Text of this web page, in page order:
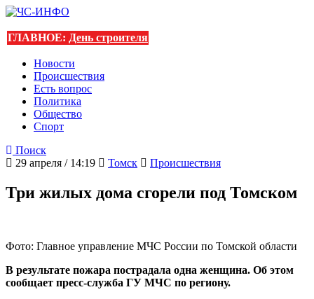
ГЛАВНОЕ: День строителя
Новости
Происшествия
Есть вопрос
Политика
Общество
Спорт
Поиск
29 апреля / 14:19
Томск Происшествия
Три жилых дома сгорели под Томском
Фото: Главное управление МЧС России по Томской области
В результате пожара пострадала одна женщина. Об этом
сообщает пресс-служба ГУ МЧС по региону.